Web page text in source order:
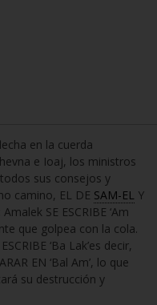
en la cuerda
e Ioaj, los ministros
sus consejos y
camino, EL DE SAM-EL Y
SE ESCRIBE ‘Am
que golpea con la cola.
‘Ba Lak’es decir,
EN ‘Bal Am’, lo que
su destrucción y